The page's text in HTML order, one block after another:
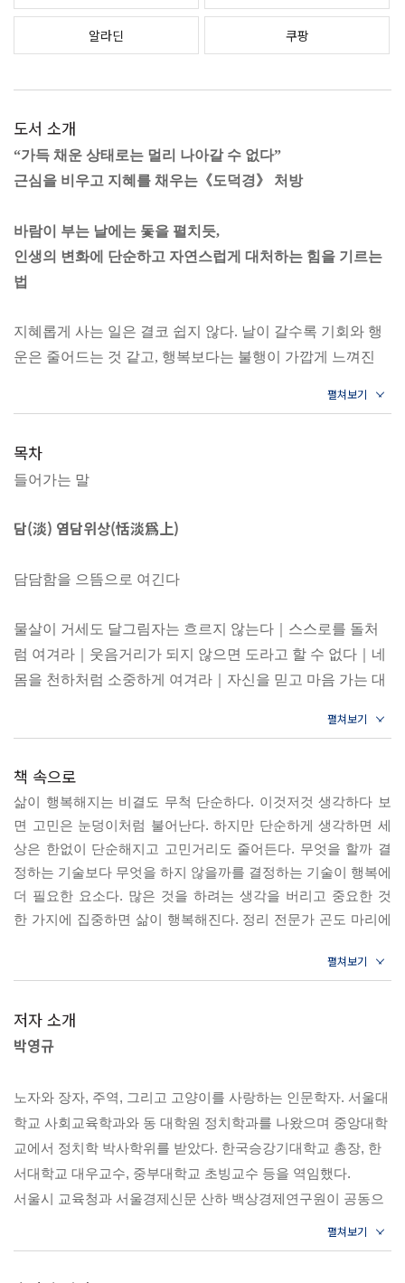
알라딘 쿠팡
도서 소개
“가득 채운 상태로는 멀리 나아갈 수 없다”
근심을 비우고 지혜를 채우는《도덕경》 처방
바람이 부는 날에는 돛을 펼치듯,
인생의 변화에 단순하고 자연스럽게 대처하는 힘을 기르는
법
지혜롭게 사는 일은 결코 쉽지 않다. 날이 갈수록 기회와 행
운은 줄어드는 것 같고, 행복보다는 불행이 가깝게 느껴진
다. 노자는 《도덕경》을 통해 단순한 삶의 태도를 말한다.
오랜 기간 노자를 연구해온 박영규 인문학자는 노자가 말한
斷)를 통해 그 답을 찾고 있다. 더 나아가 일상에서 직접 노자
한다. 복잡한 세상을 단순하게 풀어내는 노자의 지혜를 담담
안하고 넉넉한 삶으로 이끌 것이다.
목차
들어가는 말
담(淡) 염담위상(恬淡爲上)
담담함을 으뜸으로 여긴다
물살이 거세도 달그림자는 흐르지 않는다｜스스로를 돌처
럼 여겨라｜웃음거리가 되지 않으면 도라고 할 수 없다｜네
몸을 천하처럼 소중하게 여겨라｜자신을 믿고 마음 가는 대
단(單) 대도심이(大道甚夷)
큰 도는 지극히 평이하다
삶은 단순하게 밥상은 소박하게｜큰 도는 무척 쉽고 간단하
다｜단순함이 삶의 집중력을 높인다｜하나부터 해야 둘, 셋
도 할 수 있다｜삶에서 꼭 필요한 것은 하나로도 족하다｜말
이 많으면 처지가 궁색해진다｜도란 어린아이처럼 단순한
것이다
사(捨) 위도일손(爲道日損)
덜어냄으로 도를 실현하라｜텅 비어 있기에 더 충만하다｜
짐이 무겁게 느껴지면 내려놓아라｜가졌으면서 더 채우려
하지 마라｜이름을 얻은 후에는 멈춰라｜옛것을 비워야 새
것을 채울 수 있다.
책 속으로
삶이 행복해지는 비결도 무척 단순하다. 이것저것 생각하다 보
면 고민은 눈덩이처럼 불어난다. 하지만 단순하게 생각하면 세
상은 한없이 단순해지고 고민거리도 줄어든다. 무엇을 할까 결
정하는 기술보다 무엇을 하지 않을까를 결정하는 기술이 행복에
더 필요한 요소다. 많은 것을 하려는 생각을 버리고 중요한 것
한 가지에 집중하면 삶이 행복해진다. 정리 전문가 곤도 마리에
로 쟁여둔 물건과 설레지 않는 물건들, 소용이 다한 물건들은 미
도 ‘현명해지는 기술은 무엇을 무시해도 되는지를 아는 기술’이
라고 말했다.
죽음을 두려워하는 건 인간뿐이다. 자연은 죽음을 기꺼이 받아
들인다. 여름철 푸르던 나뭇잎들도 가을이 되면 죄다 물이 든다.
그러다가 날이 더 추워지면 어김없이 아래로 떨어져 대지의 품
으로 돌아간다. 그것이 자연이 죽음을 맞는 방식이다. 사람이 죽
음을 두려워하는 이유는 순간순간 자신에게 주어진 삶을 충실하
--- p.105 , 「사(捨) 위도일손(爲道日損)」중에서
저자 소개
박영규
노자와 장자, 주역, 그리고 고양이를 사랑하는 인문학자. 서울대
학교 사회교육학과와 동 대학원 정치학과를 나왔으며 중앙대학
교에서 정치학 박사학위를 받았다. 한국승강기대학교 총장, 한
서대학교 대우교수, 중부대학교 초빙교수 등을 역임했다.
서울시 교육청과 서울경제신문 산하 백상경제연구원이 공동으
로 주관하는 ‘고인돌(고전 인문학이 돌아오다)’ 프로그램에 강사
로 참여하고 있다. 유튜브 채널 ‘광장人’을 운영하고 있으며, 저